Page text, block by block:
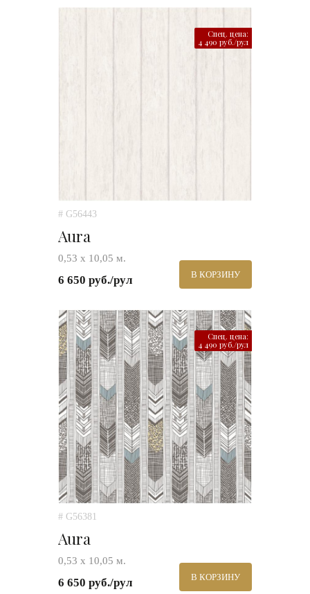
Спец. цена:
4 490 руб./рул
# G56443
Aura
0,53 х 10,05 м.
6 650 руб./рул В КОРЗИНУ
Спец. цена:
4 490 руб./рул
# G56381
Aura
0,53 х 10,05 м.
6 650 руб./рул В КОРЗИНУ